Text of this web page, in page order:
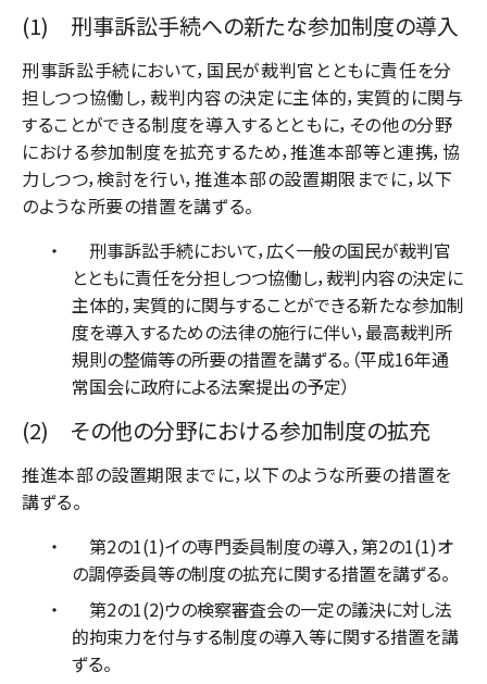
(1) 刑事訴訟手続への新たな参加制度の導入
刑事訴訟手続において，国民が裁判官とともに責任を分
担しつつ協働し，裁判内容の決定に主体的，実質的に関与
することができる制度を導入するとともに，その他の分野
における参加制度を拡充するため，推進本部等と連携，協
力しつつ，検討を行い，推進本部の設置期限までに，以下
のような所要の措置を講ずる。
刑事訴訟手続において，広く一般の国民が裁判官
とともに責任を分担しつつ協働し，裁判内容の決定に
主体的，実質的に関与することができる新たな参加制
度を導入するための法律の施行に伴い，最高裁判所
規則の整備等の所要の措置を講ずる。（平成16年通
常国会に政府による法案提出の予定）
(2) その他の分野における参加制度の拡充
推進本部の設置期限までに，以下のような所要の措置を
講ずる。
第2の1(1)イの専門委員制度の導入，第2の1(1)オ
の調停委員等の制度の拡充に関する措置を講ずる。
第2の1(2)ウの検察審査会の一定の議決に対し法
的拘束力を付与する制度の導入等に関する措置を講
ずる。